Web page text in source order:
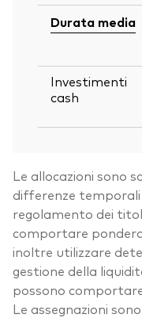
Durata media
Investimenti
cash
Le allocazioni sono
differenze temporali
regolamento dei
comportare
inoltre utilizzare
gestione della
possono
Le assegnazioni